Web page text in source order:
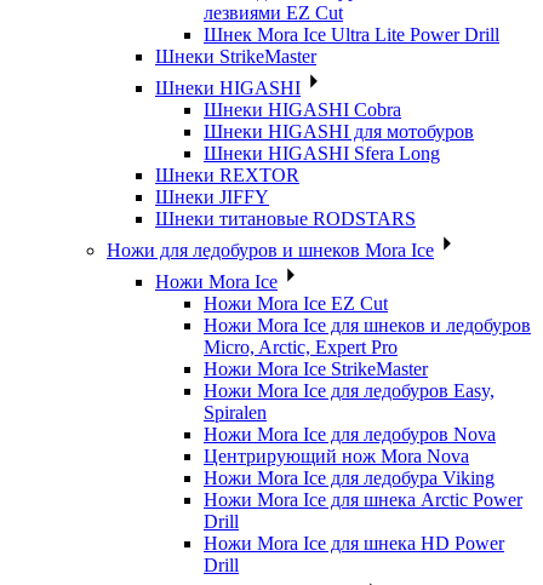
лезвиями EZ Cut
Шнек Mora Ice Ultra Lite Power Drill
Шнеки StrikeMaster
Шнеки HIGASHI
Шнеки HIGASHI Cobra
Шнеки HIGASHI для мотобуров
Шнеки HIGASHI Sfera Long
Шнеки REXTOR
Шнеки JIFFY
Шнеки титановые RODSTARS
Ножи для ледобуров и шнеков Mora Ice
Ножи Mora Ice
Ножи Mora Ice EZ Cut
Ножи Mora Ice для шнеков и ледобуров
Micro, Arctic, Expert Pro
Ножи Mora Ice StrikeMaster
Ножи Mora Ice для ледобуров Easy,
Spiralen
Ножи Mora Ice для ледобуров Nova
Центрирующий нож Mora Nova
Ножи Mora Ice для ледобура Viking
Ножи Mora Ice для шнека Arctic Power
Drill
Ножи Mora Ice для шнека HD Power
Drill